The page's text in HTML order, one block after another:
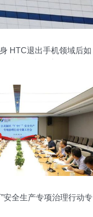
HTC退出手机领域后如
安全生产专项治理行动专